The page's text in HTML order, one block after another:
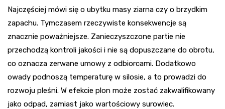
Najczęściej mówi się o ubytku masy ziarna czy o brzydkim
zapachu. Tymczasem rzeczywiste konsekwencje są
znacznie poważniejsze. Zanieczyszczone partie nie
przechodzą kontroli jakości i nie są dopuszczane do obrotu,
co oznacza zerwane umowy z odbiorcami. Dodatkowo
owady podnoszą temperaturę w silosie, a to prowadzi do
rozwoju pleśni. W efekcie plon może zostać zakwalifikowany
jako odpad, zamiast jako wartościowy surowiec.